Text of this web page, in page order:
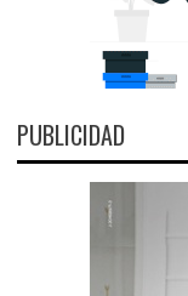
PUBLICIDAD